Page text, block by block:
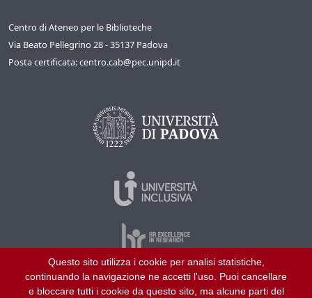
Centro di Ateneo per le Biblioteche
Via Beato Pellegrino 28 - 35137 Padova
Posta certificata: centro.cab@pec.unipd.it
©2026Università di Padova – Tutti i diritti riservati
Questo sito utilizza i cookie per analisi statistiche,
continuando la navigazione ne accetti l'uso. Puoi cancellare
e bloccare tutti i cookie da questo sito, ma alcune parti del